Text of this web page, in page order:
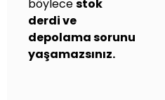
böylecestok
derdi ve
depolama sorunu
yaşamazsınız.